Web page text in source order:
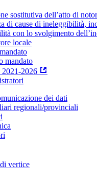
sostitutiva dell’atto di
di cause di ineleggibilità,
con lo svolgimento
locale
mandato
2026
dei dati
regionali/provinciali
vertice